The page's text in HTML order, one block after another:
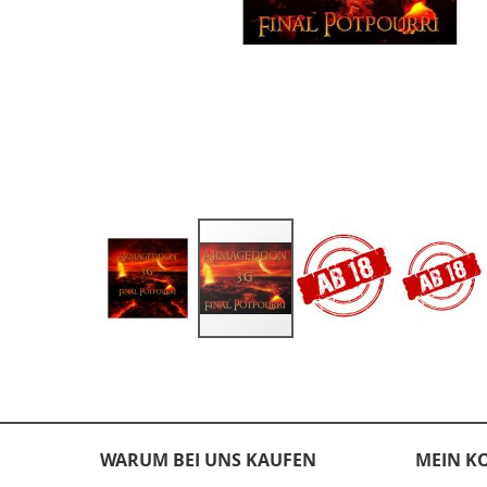
WARUM BEI UNS KAUFEN MEIN